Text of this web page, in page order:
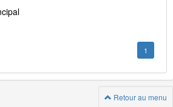
1
Retour au menu